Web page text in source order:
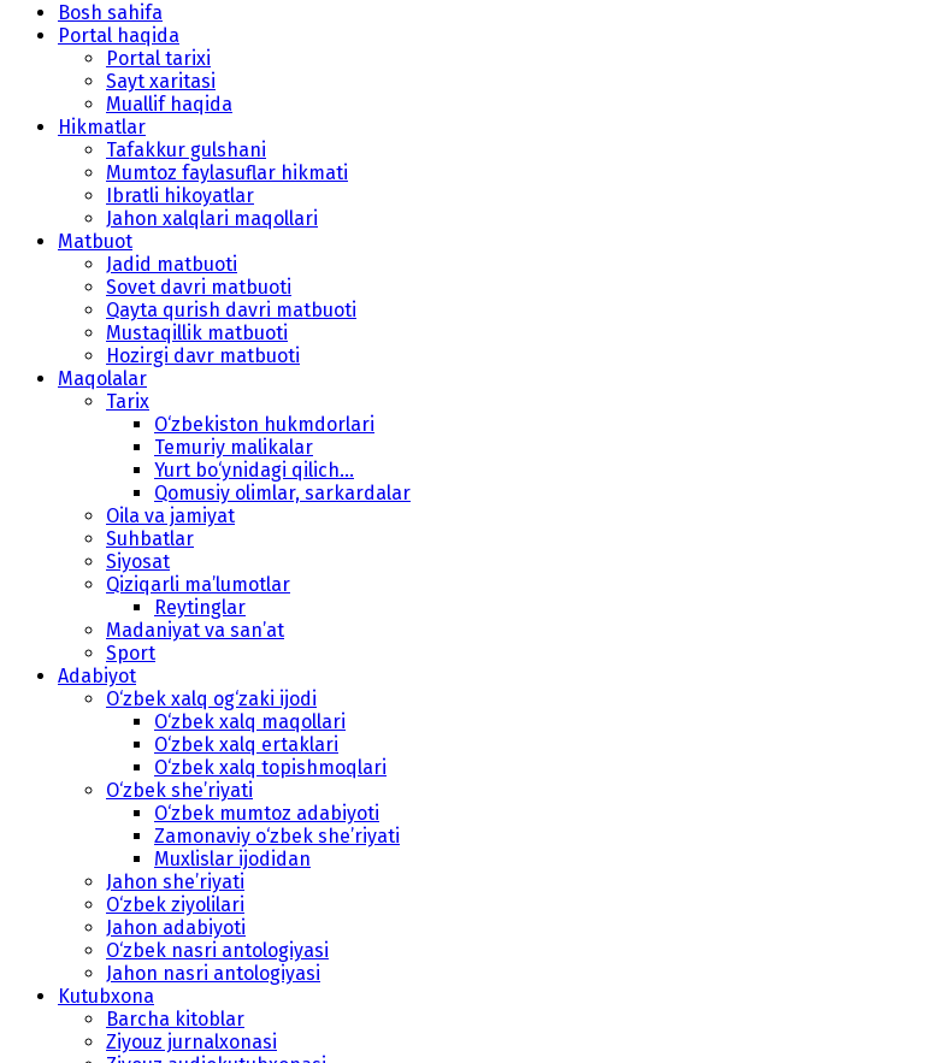
Bosh sahifa
Portal haqida
Portal tarixi
Sayt xaritasi
Muallif haqida
Hikmatlar
Tafakkur gulshani
Mumtoz faylasuflar hikmati
Ibratli hikoyatlar
Jahon xalqlari maqollari
Matbuot
Jadid matbuoti
Sovet davri matbuoti
Qayta qurish davri matbuoti
Mustaqillik matbuoti
Hozirgi davr matbuoti
Maqolalar
Tarix
O‘zbekiston hukmdorlari
Temuriy malikalar
Yurt bo‘ynidagi qilich...
Qomusiy olimlar, sarkardalar
Oila va jamiyat
Suhbatlar
Siyosat
Qiziqarli ma’lumotlar
Reytinglar
Madaniyat va san’at
Sport
Adabiyot
O‘zbek xalq og‘zaki ijodi
O‘zbek xalq maqollari
O‘zbek xalq ertaklari
O‘zbek xalq topishmoqlari
O‘zbek she’riyati
O‘zbek mumtoz adabiyoti
Zamonaviy o‘zbek she’riyati
Muxlislar ijodidan
Jahon she’riyati
O‘zbek ziyolilari
Jahon adabiyoti
O‘zbek nasri antologiyasi
Jahon nasri antologiyasi
Kutubxona
Barcha kitoblar
Ziyouz jurnalxonasi